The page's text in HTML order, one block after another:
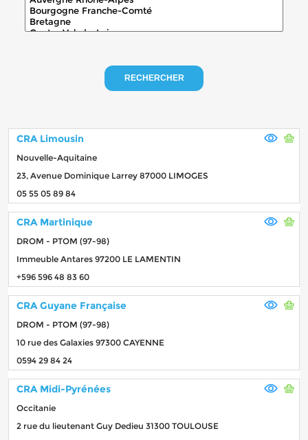
RECHERCHER
CRA Limousin
Nouvelle-Aquitaine
23, Avenue Dominique Larrey 87000 LIMOGES
05 55 05 89 84
CRA Martinique
DROM - PTOM (97-98)
Immeuble Antares 97200 LE LAMENTIN
+596 596 48 83 60
CRA Guyane Française
DROM - PTOM (97-98)
10 rue des Galaxies 97300 CAYENNE
0594 29 84 24
CRA Midi-Pyrénées
Occitanie
2 rue du lieutenant Guy Dedieu 31300 TOULOUSE